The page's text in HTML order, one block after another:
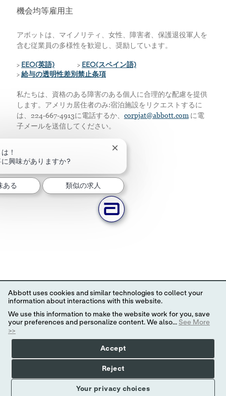
機会均等雇用主
アボットは、マイノリティ、女性、障害者、保護退役軍人を
含む従業員の多様性を歓迎し、奨励しています。
> EEO(英語) > EEO(スペイン語)
> 給与の透明性差別禁止条項
私たちは、資格のある障害のある個人に合理的な配慮を提供
します。アメリカ居住者のみ:宿泊施設をリクエストするに
は、224-667-4913に電話するか、 corpjat@abbott.comに電
子メールを送信してください。
！
興味がありますか?
チャットボットの通知を閉じる
ある 類似の求人
Abbott uses cookies and similar technologies to collect your
information about interactions with this website.
We use this information to make the website work for you, save
your preferences and personalize content. We also... See More
>>
Your privacy choices
Accept
Reject